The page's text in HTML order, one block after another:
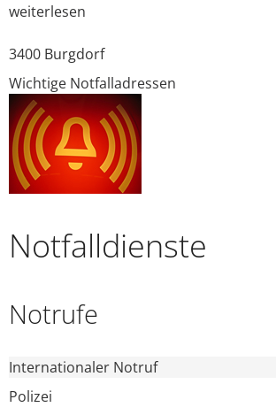
weiterlesen
3400 Burgdorf
Wichtige Notfalladressen
Notfalldienste
Notrufe
Internationaler Notruf
Polizei